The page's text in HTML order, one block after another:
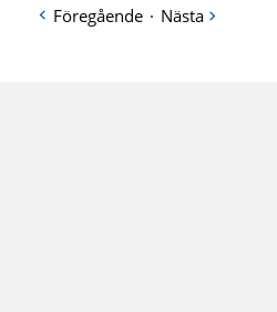
Föregående · Nästa